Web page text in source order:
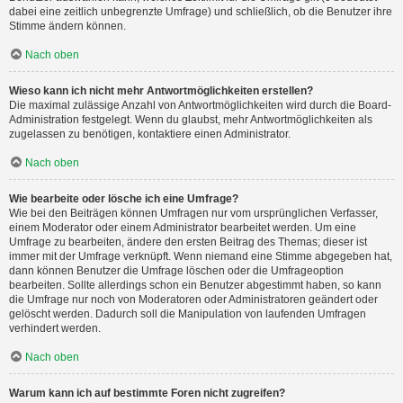
dabei eine zeitlich unbegrenzte Umfrage) und schließlich, ob die Benutzer ihre
Stimme ändern können.
Nach oben
Wieso kann ich nicht mehr Antwortmöglichkeiten erstellen?
Die maximal zulässige Anzahl von Antwortmöglichkeiten wird durch die Board-
Administration festgelegt. Wenn du glaubst, mehr Antwortmöglichkeiten als
zugelassen zu benötigen, kontaktiere einen Administrator.
Nach oben
Wie bearbeite oder lösche ich eine Umfrage?
Wie bei den Beiträgen können Umfragen nur vom ursprünglichen Verfasser,
einem Moderator oder einem Administrator bearbeitet werden. Um eine
Umfrage zu bearbeiten, ändere den ersten Beitrag des Themas; dieser ist
immer mit der Umfrage verknüpft. Wenn niemand eine Stimme abgegeben hat,
dann können Benutzer die Umfrage löschen oder die Umfrageoption
bearbeiten. Sollte allerdings schon ein Benutzer abgestimmt haben, so kann
die Umfrage nur noch von Moderatoren oder Administratoren geändert oder
gelöscht werden. Dadurch soll die Manipulation von laufenden Umfragen
verhindert werden.
Nach oben
Warum kann ich auf bestimmte Foren nicht zugreifen?